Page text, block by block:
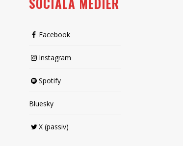
Facebook
Instagram
Spotify
Bluesky
X (passiv)